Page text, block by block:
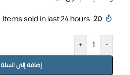
20
Items sold in last 24 hours
-
+
إضافة إلى السلة